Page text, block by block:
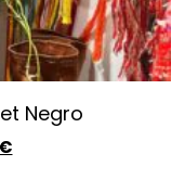
Negro
€